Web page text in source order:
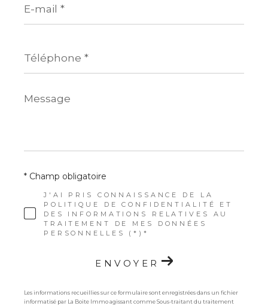
mail
*
*
Message
*
J'AI PRIS CONNAISSANCE DE LA
POLITIQUE DE CONFIDENTIALITÉ ET
DES INFORMATIONS RELATIVES AU
TRAITEMENT DE MES DONNÉES
PERSONNELLES (*)*
* Champ obligatoire
ENVOYER
Les informations recueillies sur ce formulaire sont enregistrées dans un fichier
informatisé par La Boite Immo agissant comme Sous-traitant du traitement